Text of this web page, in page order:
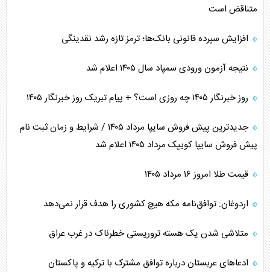
متناقض است
افزایش سپرده قانونی بانک‌ها؛ ترمز تازه رشد نقدینگی
نتیجه آزمون ورودی سمپاد سال ۱۴۰۵ اعلام شد
روز خبرنگار ۱۴۰۵ چه روزی است؟ + پیام تبریک روز خبرنگار ۱۴۰۵
جدیدترین پیش فروش سایپا مرداد ۱۴۰۵ / شرایط و زمان ثبت نام
پیش فروش سایپا کوییک مرداد ۱۴۰۵ اعلام شد
قیمت طلا امروز ۱۶ مرداد ۱۴۰۵
اردوغان: توافق‌نامه مکه هیچ کشوری را هدف قرار نمی‌دهد
متلاشی شدن یک هسته تروریستی خطرناک در غرب عراق
ادعاهای عربستان درباره توافق مشترک با ترکیه و پاکستان